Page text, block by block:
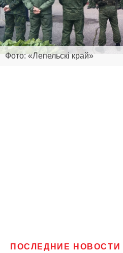
Фото: «Лепельскі край»
ПОСЛЕДНИЕ НОВОСТИ